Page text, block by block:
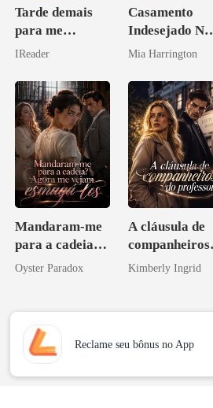
Tarde demais
para me
reconquistar!
IReader
Casamento
Indesejado Na
Máfia
Mia Harrington
Mandaram-me
para a cadeia?
Agora me
Oyster Paradox
A cláusula de
companheiros
do professor
Kimberly Ingrid
Reclame seu bônus no App